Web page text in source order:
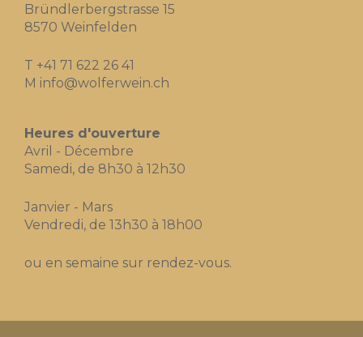
Bründlerbergstrasse 15
8570 Weinfelden
T +41 71 622 26 41
M info@wolferwein.ch
Heures d'ouverture
Avril - Décembre
Samedi, de 8h30 à 12h30
Janvier - Mars
Vendredi, de 13h30 à 18h00
ou en semaine sur rendez-vous.